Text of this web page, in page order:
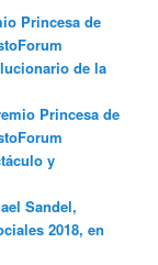
Princesa de
de la
Princesa de
y
Sandel,
2018, en